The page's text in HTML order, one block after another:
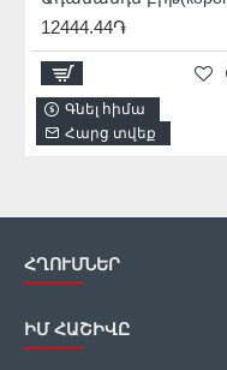
12444.44֏
Գնել հիմա
Հարց տվեք
ՀՂՈՒՄՆԵՐ
ԻՄ ՀԱՇԻՎԸ